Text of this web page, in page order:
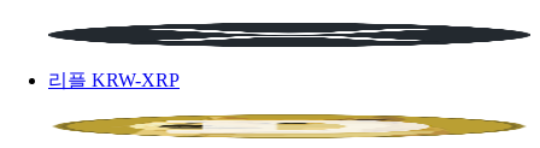
리플 KRW-XRP